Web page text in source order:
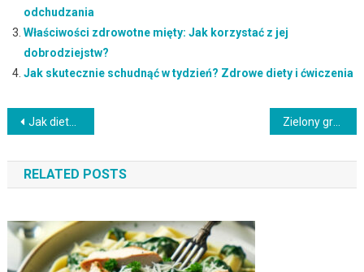
odchudzania
Właściwości zdrowotne mięty: Jak korzystać z jej
dobrodziejstw?
Jak skutecznie schudnąć w tydzień? Zdrowe diety i ćwiczenia
Nawigacja
wpisu
Jak dieta wpływa na pamięć i koncentrację? Kluczowe składniki Zielony groszek – właściwości, wartości odżywcze i zdrowotne korzyści
RELATED POSTS